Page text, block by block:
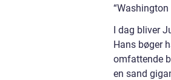
“Washington
I dag bliver
Hans bøger
omfattende
en sand